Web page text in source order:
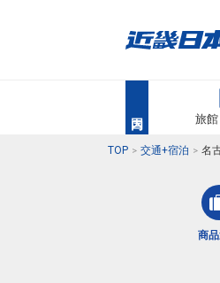
旅
TOP 交通+宿泊 名
商